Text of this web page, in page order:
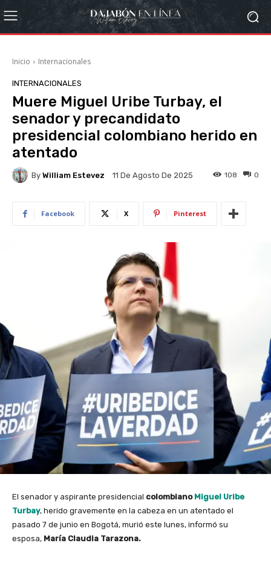
Inicio Internacionales
INTERNACIONALES
Muere Miguel Uribe Turbay, el
senador y precandidato
presidencial colombiano herido en
atentado
By William Estevez 11 De Agosto De 2025 0
108
Facebook X Pinterest
El senador y aspirante presidencial colombiano Miguel Uribe
Turbay, herido gravemente en la cabeza en un atentado el
pasado 7 de junio en Bogotá, murió este lunes, informó su
esposa, María Claudia Tarazona.